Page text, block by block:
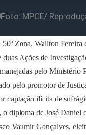
MPCE/
Zona, Wallton Pereira
duas Ações de
pelo Ministério
pelo promotor de
captação ilícita de
o diploma de José Daniel
Vaumir Gonçalves,